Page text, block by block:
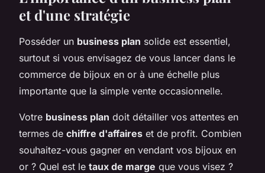
et d'une stratégie
Posséder un business plan solide est essentiel,
surtout si vous envisagez de vous lancer dans le
commerce de bijoux en or à une échelle plus
importante que la simple vente occasionnelle.
Votre business plan doit détailler vos attentes en
termes de chiffre d'affaires et de profit. Combien
souhaitez-vous gagner en vendant vos bijoux en
or ? Quel est le taux de marge que vous visez ?